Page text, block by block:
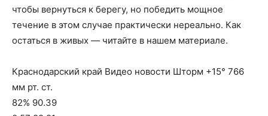
чтобы вернуться к берегу, но победить мощное
течение в этом случае практически нереально. Как
остаться в живых — читайте в нашем материале.
Краснодарский край Видео новости Шторм +15° 766
мм рт. ст.
82% 90.39